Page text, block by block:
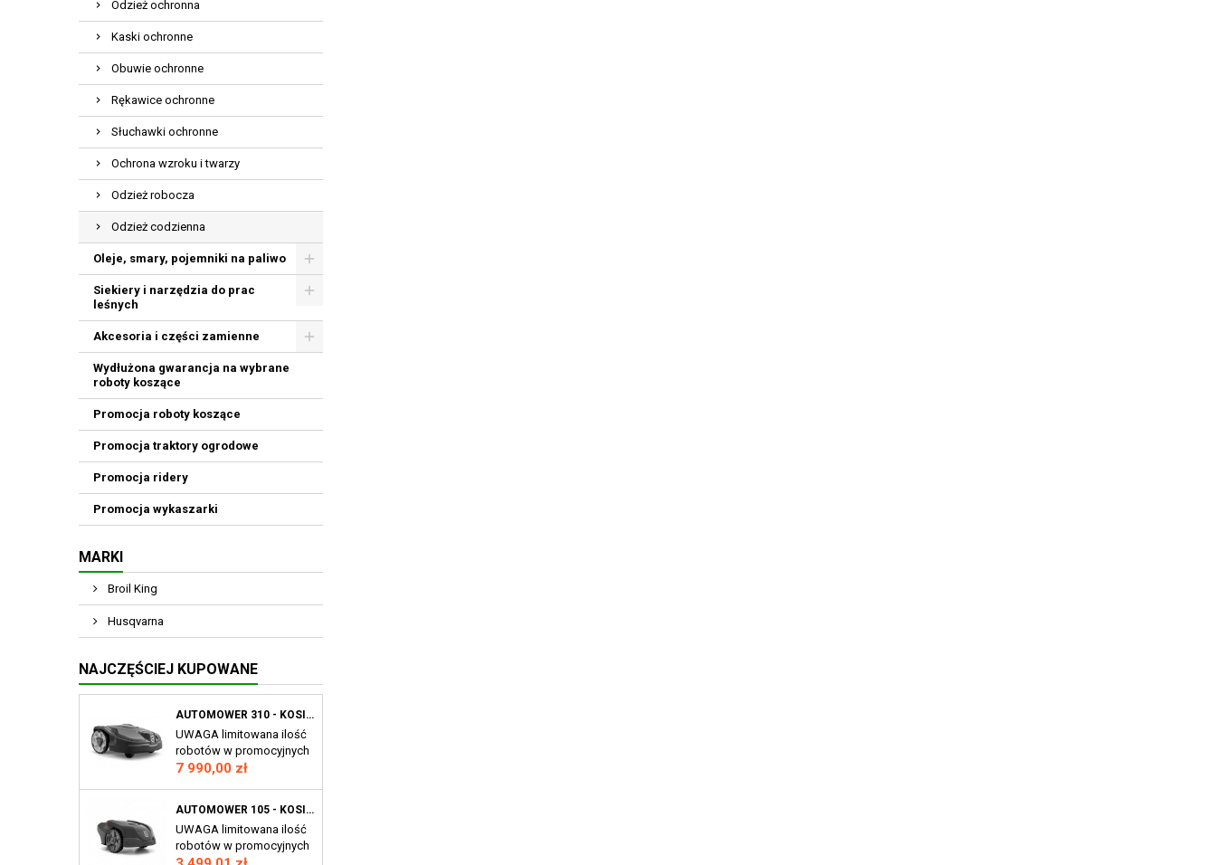
Odzież ochronna
Kaski ochronne
Obuwie ochronne
Rękawice ochronne
Słuchawki ochronne
Ochrona wzroku i twarzy
Odzież robocza
Odzież codzienna
Oleje, smary, pojemniki na paliwo
Siekiery i narzędzia do prac
leśnych
Akcesoria i części zamienne
Wydłużona gwarancja na wybrane
roboty koszące
Promocja roboty koszące
Promocja traktory ogrodowe
Promocja ridery
Promocja wykaszarki
MARKI
Broil King
Husqvarna
NAJCZĘŚCIEJ KUPOWANE
AUTOMOWER 310 - KOSIARKA AUTOMATYCZNA HUSQVARNA AUTOMOWER® 310 MARK II, ROBOT KOSZĄCY AM310 MII
UWAGA limitowana ilość
robotów w promocyjnych
cenach! Wydajna 4-
większych i bardziej
złożonych trawników.
Przeznaczona do
Cena
7 990,00 zł
AUTOMOWER 105 - KOSIARKA AUTOMATYCZNA HUSQVARNA AUTOMOWER®105 ROBOT KOSZĄCY AM105
UWAGA limitowana ilość
robotów w promocyjnych
cenach! Kompaktowa 3-